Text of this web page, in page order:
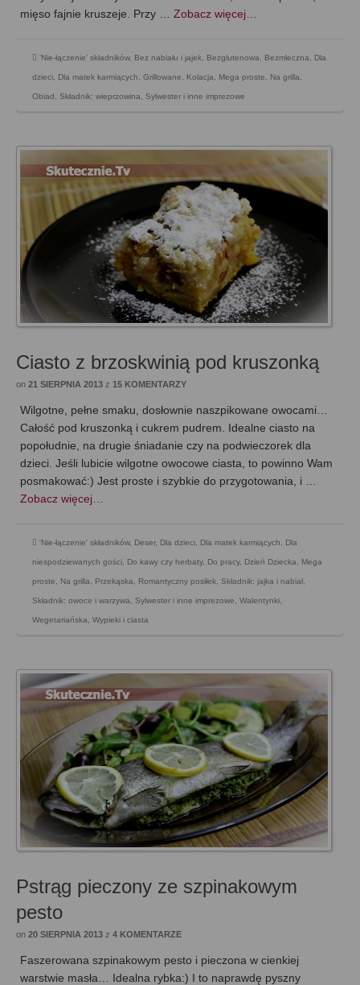
mięso fajnie kruszeje. Przy … Zobacz więcej…
'Nie-łączenie' składników, Bez nabiału i jajek Bezglutenowa Bezmleczna Dla
dzieci Dla matek karmiących Grillowane Kolacja Mega proste Na grilla
Obiad Składnik: wieprzowina Sylwester i inne imprezowe
Ciasto z brzoskwinią pod kruszonką
on 21 SIERPNIA 2013 z 15 KOMENTARZY
Wilgotne, pełne smaku, dosłownie naszpikowane owocami…
Całość pod kruszonką i cukrem pudrem. Idealne ciasto na
popołudnie, na drugie śniadanie czy na podwieczorek dla
dzieci. Jeśli lubicie wilgotne owocowe ciasta, to powinno Wam
posmakować:) Jest proste i szybkie do przygotowania, i …
Zobacz więcej…
'Nie-łączenie' składników, Deser, Dla dzieci, Dla matek karmiących, Dla
niespodziewanych gości, Do kawy czy herbaty, Do pracy, Dzień Dziecka, Mega
proste, Na grilla, Przekąska, Romantyczny posiłek, Składnik: jajka i nabiał,
Składnik: owoce i warzywa, Sylwester i inne imprezowe, Walentynki,
Wegetariańska, Wypieki i ciasta
Pstrąg pieczony ze szpinakowym
pesto
on 20 SIERPNIA 2013 z 4 KOMENTARZE
Faszerowana szpinakowym pesto i pieczona w cienkiej
warstwie masła… Idealna rybka:) I to naprawdę pyszny